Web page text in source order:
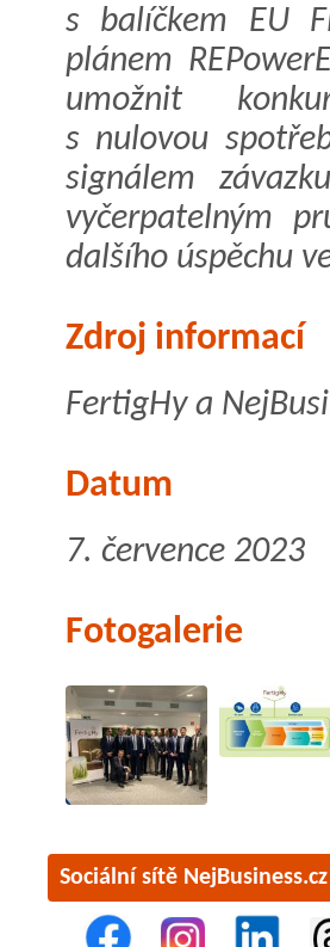
s balíčkem EU
plánem
umožnit
s nulovou
signálem
vyčerpatelným
dalšího úspěchu
Zdroj informací
FertigHy a
Datum
7. července 2023
Fotogalerie
Sociální sítě NejBusiness.cz